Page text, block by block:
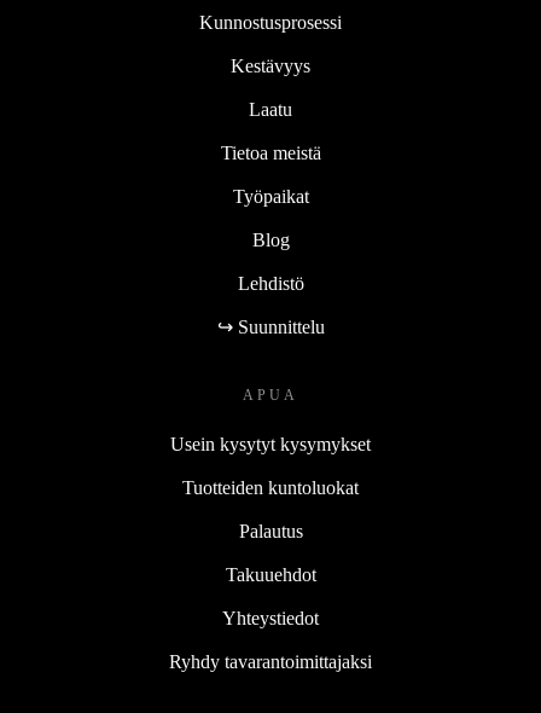
Kunnostusprosessi
Kestävyys
Laatu
Tietoa meistä
Työpaikat
Blog
Lehdistö
↪ Suunnittelu
APUA
Usein kysytyt kysymykset
Tuotteiden kuntoluokat
Palautus
Takuuehdot
Yhteystiedot
Ryhdy tavarantoimittajaksi